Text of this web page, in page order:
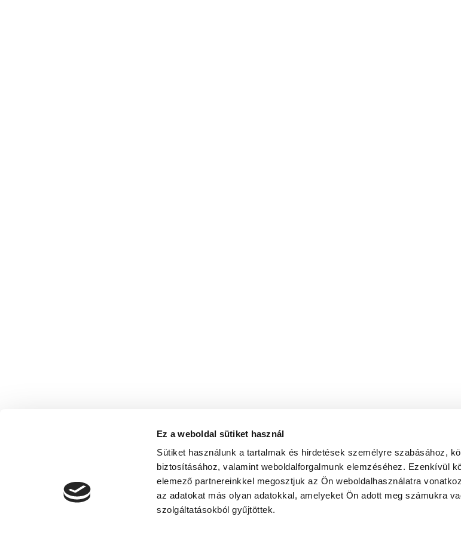
Ez a weboldal sütiket használ
Sütiket használunk a tartalmak és hirdetések személyre szabásához,
biztosításához, valamint weboldalforgalmunk elemzéséhez. Ezenkívül
elemező partnereinkkel megosztjuk az Ön weboldalhasználatra
az adatokat más olyan adatokkal, amelyeket Ön adott meg számukra
szolgáltatásokból gyűjtöttek.